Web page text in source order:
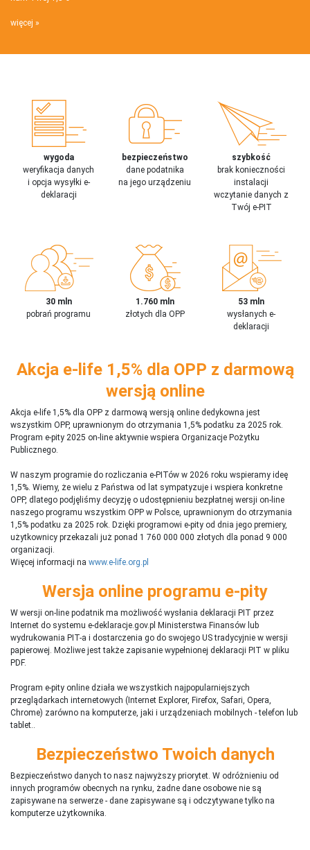
więcej
wygoda
weryfikacja danych
i opcja wysyłki e-
deklaracji
bezpieczeństwo
dane podatnika
na jego urządzeniu
szybkość
brak konieczności
instalacji
wczytanie danych z
Twój e-PIT
30 mln
pobrań programu
1.760 mln
złotych dla OPP
53 mln
wysłanych e-
deklaracji
Akcja e-life 1,5% dla OPP z darmową
wersją online
Akcja e-life 1,5% dla OPP z darmową wersją online dedykowna jest
wszystkim OPP, uprawnionym do otrzymania 1,5% podatku za 2025 rok.
Program e-pity 2025 on-line aktywnie wspiera Organizacje Pożytku
Publicznego.
W naszym programie do rozliczania e-PITów w 2026 roku wspieramy ideę
1,5%. Wiemy, że wielu z Państwa od lat sympatyzuje i wspiera konkretne
OPP, dlatego podjęliśmy decyzję o udostępnieniu bezpłatnej wersji on-line
naszego programu wszystkim OPP w Polsce, uprawnionym do otrzymania
1,5% podatku za 2025 rok. Dzięki programowi e-pity od dnia jego premiery,
użytkownicy przekazali już ponad 1 760 000 000 złotych dla ponad 9 000
organizacji.
Więcej informacji na www.e-life.org.pl
Wersja online programu e-pity
W wersji on-line podatnik ma możliwość wysłania deklaracji PIT przez
Internet do systemu e-deklaracje.gov.pl Ministerstwa Finansów lub
wydrukowania PIT-a i dostarczenia go do swojego US tradycyjnie w wersji
papierowej. Możliwe jest także zapisanie wypełnionej deklaracji PIT w pliku
PDF.
Program e-pity online działa we wszystkich najpopularniejszych
przeglądarkach internetowych (Internet Explorer, Firefox, Safari, Opera,
Chrome) zarówno na komputerze, jaki i urządzeniach mobilnych - telefon lub
tablet..
Bezpieczeństwo Twoich danych
Bezpieczeństwo danych to nasz najwyższy priorytet. W odróżnieniu od
innych programów obecnych na rynku, żadne dane osobowe nie są
zapisywane na serwerze - dane zapisywane są i odczytywane tylko na
komputerze użytkownika.